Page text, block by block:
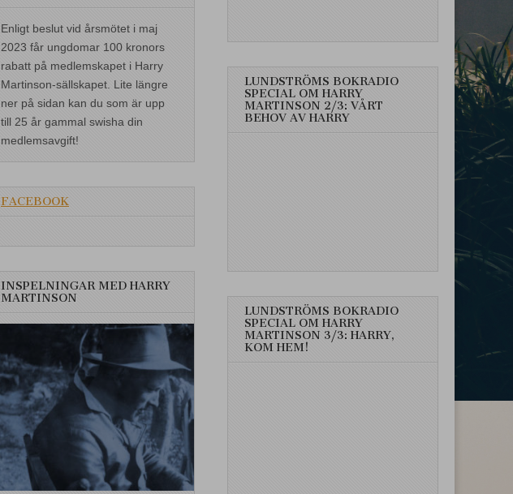
Enligt beslut vid årsmötet i maj
2023 får ungdomar 100 kronors
rabatt på medlemskapet i Harry
Martinson-sällskapet. Lite längre
ner på sidan kan du som är upp
till 25 år gammal swisha din
medlemsavgift!
FACEBOOK
INSPELNINGAR MED HARRY
MARTINSON
LUNDSTRÖMS BOKRADIO
SPECIAL OM HARRY
MARTINSON 2/3: VÅRT
BEHOV AV HARRY
LUNDSTRÖMS BOKRADIO
SPECIAL OM HARRY
MARTINSON 3/3: HARRY,
KOM HEM!